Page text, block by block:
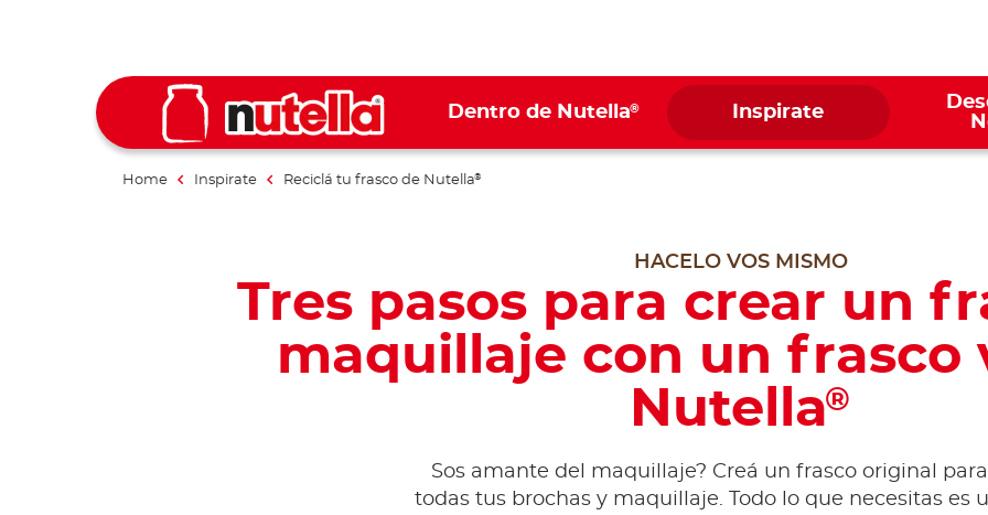
Dentro de Nutella® Inspirate
Home Inspirate Reciclá tu frasco de Nutella®
HACELO VOS MISMO
Tres pasos para crear un
maquillaje con un frasco
Nutella®
Sos amante del maquillaje? Creá un frasco original
todas tus brochas y maquillaje. Todo lo que necesitas es